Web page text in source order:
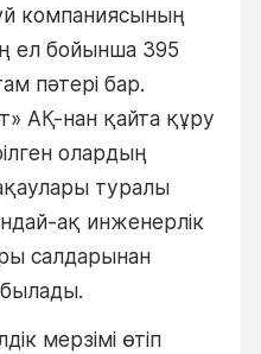
компаниясының
ел бойынша 395
пәтері бар.
АҚ-нан қайта құру
олардың
туралы
ақ инженерлік
салдарынан
мерзімі өтіп